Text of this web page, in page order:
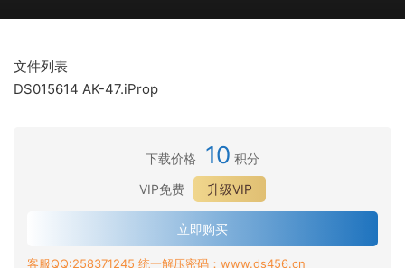
文件列表
DS015614 AK-47.iProp
下载价格 10 积分
VIP免费
升级VIP
立即购买
客服QQ:258371245 统一解压密码：www.ds456.cn